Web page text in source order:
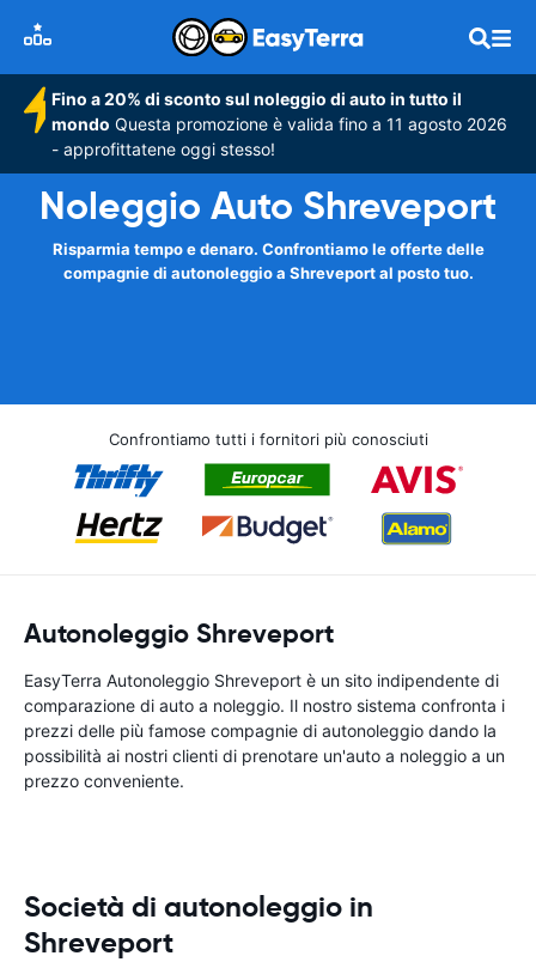
Fino a 20% di sconto sul noleggio di auto in tutto il
mondo Questa promozione è valida fino a 11 agosto 2026
- approfittatene oggi stesso!
Noleggio Auto Shreveport
Risparmia tempo e denaro. Confrontiamo le offerte delle
compagnie di autonoleggio a Shreveport al posto tuo.
Confrontiamo tutti i fornitori più conosciuti
Autonoleggio Shreveport
EasyTerra Autonoleggio Shreveport è un sito indipendente di
comparazione di auto a noleggio. Il nostro sistema confronta i
prezzi delle più famose compagnie di autonoleggio dando la
possibilità ai nostri clienti di prenotare un'auto a noleggio a un
prezzo conveniente.
Società di autonoleggio in
Shreveport